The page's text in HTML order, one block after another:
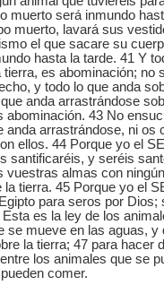
muerto será inmundo
muerto, lavará sus
el que sacare su
hasta la tarde. 41 Y
es abominación; no
y todo lo que anda
anda arrastrándose
abominación. 43 No
anda arrastrándose, ni os
ellos. 44 Porque yo el
santificaréis, y seréis
vuestras almas con
tierra. 45 Porque yo el
para seros por Dios;
es la ley de los
se mueve en las aguas, y
la tierra; 47 para hacer
los animales que se
comer.